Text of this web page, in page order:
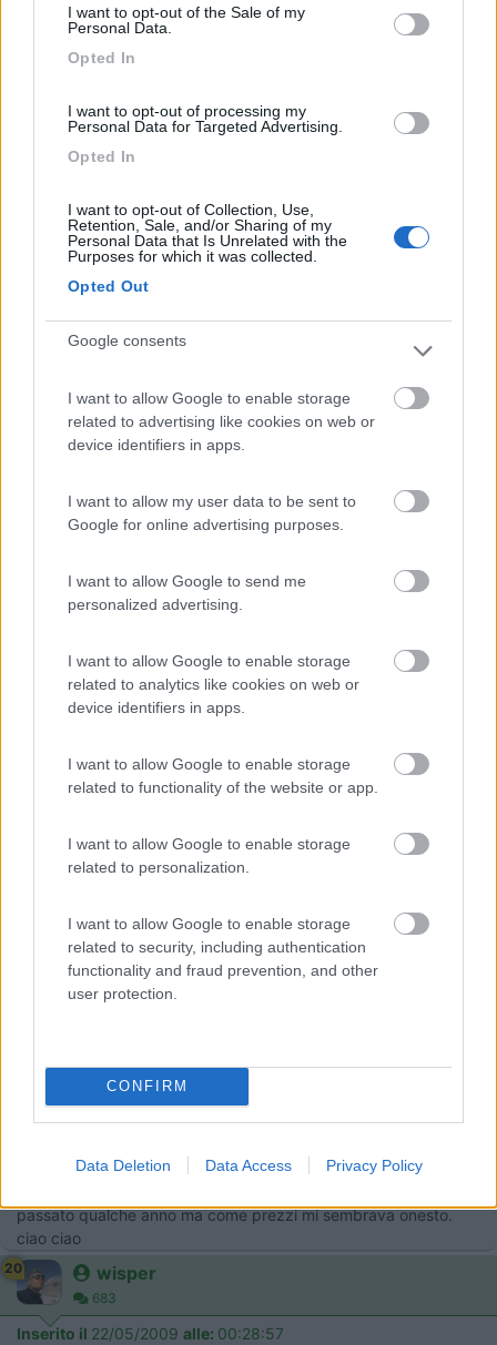
I want to opt-out of the Sale of my
Personal Data.
Opted In
I want to opt-out of processing my
Personal Data for Targeted Advertising.
Opted In
I want to opt-out of Collection, Use,
Retention, Sale, and/or Sharing of my
Personal Data that Is Unrelated with the
Purposes for which it was collected.
Opted Out
Google consents
I want to allow Google to enable storage
related to advertising like cookies on web or
device identifiers in apps.
I want to allow my user data to be sent to
Google for online advertising purposes.
I want to allow Google to send me
personalized advertising.
I want to allow Google to enable storage
related to analytics like cookies on web or
device identifiers in apps.
I want to allow Google to enable storage
related to functionality of the website or app.
I want to allow Google to enable storage
related to personalization.
I want to allow Google to enable storage
related to security, including authentication
functionality and fraud prevention, and other
user protection.
CONFIRM
Data Deletion Data Access Privacy Policy
serpe34
p.s. ricordati di portare qualcosa cotro le zanzare è pieno per
noi è stato un incubo...[:(!][:(!][:(!]
la piera
Inserito il19/05/2009 alle:01:56:50
C'è da dire che nel parcheggio dell'Isola dell'unione, peraltro
sempre pieno di camper, non c'è alcun tipo di servizio. Zago
torna comodo, vicino alla spiaggia pubblica, sorvegliato, è
l'unico aperto in inverno, con giusto un lavandino e la toilette e
nei giorni di afflusso fa sistemare tutti vicini-vicini. Da Zago tieni
presente che non si può scaricare "DOPO LE ORE 21 DI SERA",
nè "lacsiare" le immondizie nei lavandini, come recitano i cartelli
affissi... Quanto al prezzo è estremamente (e un po'
fastidiosamente) variabile. Nei giorni scorsi il Camping Tropical-
fatto una promozione, 14,5 E un camper + 2 persone, scaduta il
10 maggio (anche noi, clienti solitamente Zago, ne abbiamo
car62
94
grazie a tutti dei vostri preziosi ed utili consigli, colgo
l'occasione per chiedere a giovanna e a wisper cosa ne
pensano del campeggio "villaggio turistico rosapineta " a
metà giugno ,o se mi consigliate qualche altra strutura nella
zona ,grazie anticipatamente a tutti e spero di poter ricambiare
gio 60
6190
Ciao, mi dispiace ma non conosco i campeggi della zona
perchè noi di solito andiamo fuori stagione quando i campeggi
sono chiusi. Ciao Giovanna.
Inserito il
23:45:06
bene al camping Adriatico, carino e tenuto bene con piazzole
direttamente in piazzola, piscina, parco giochi per bimbi e
passato qualche anno ma come prezzi mi sembrava onesto.
ciao ciao
20 wisper
683
Inserito il 22/05/2009 alle: 00:28:57